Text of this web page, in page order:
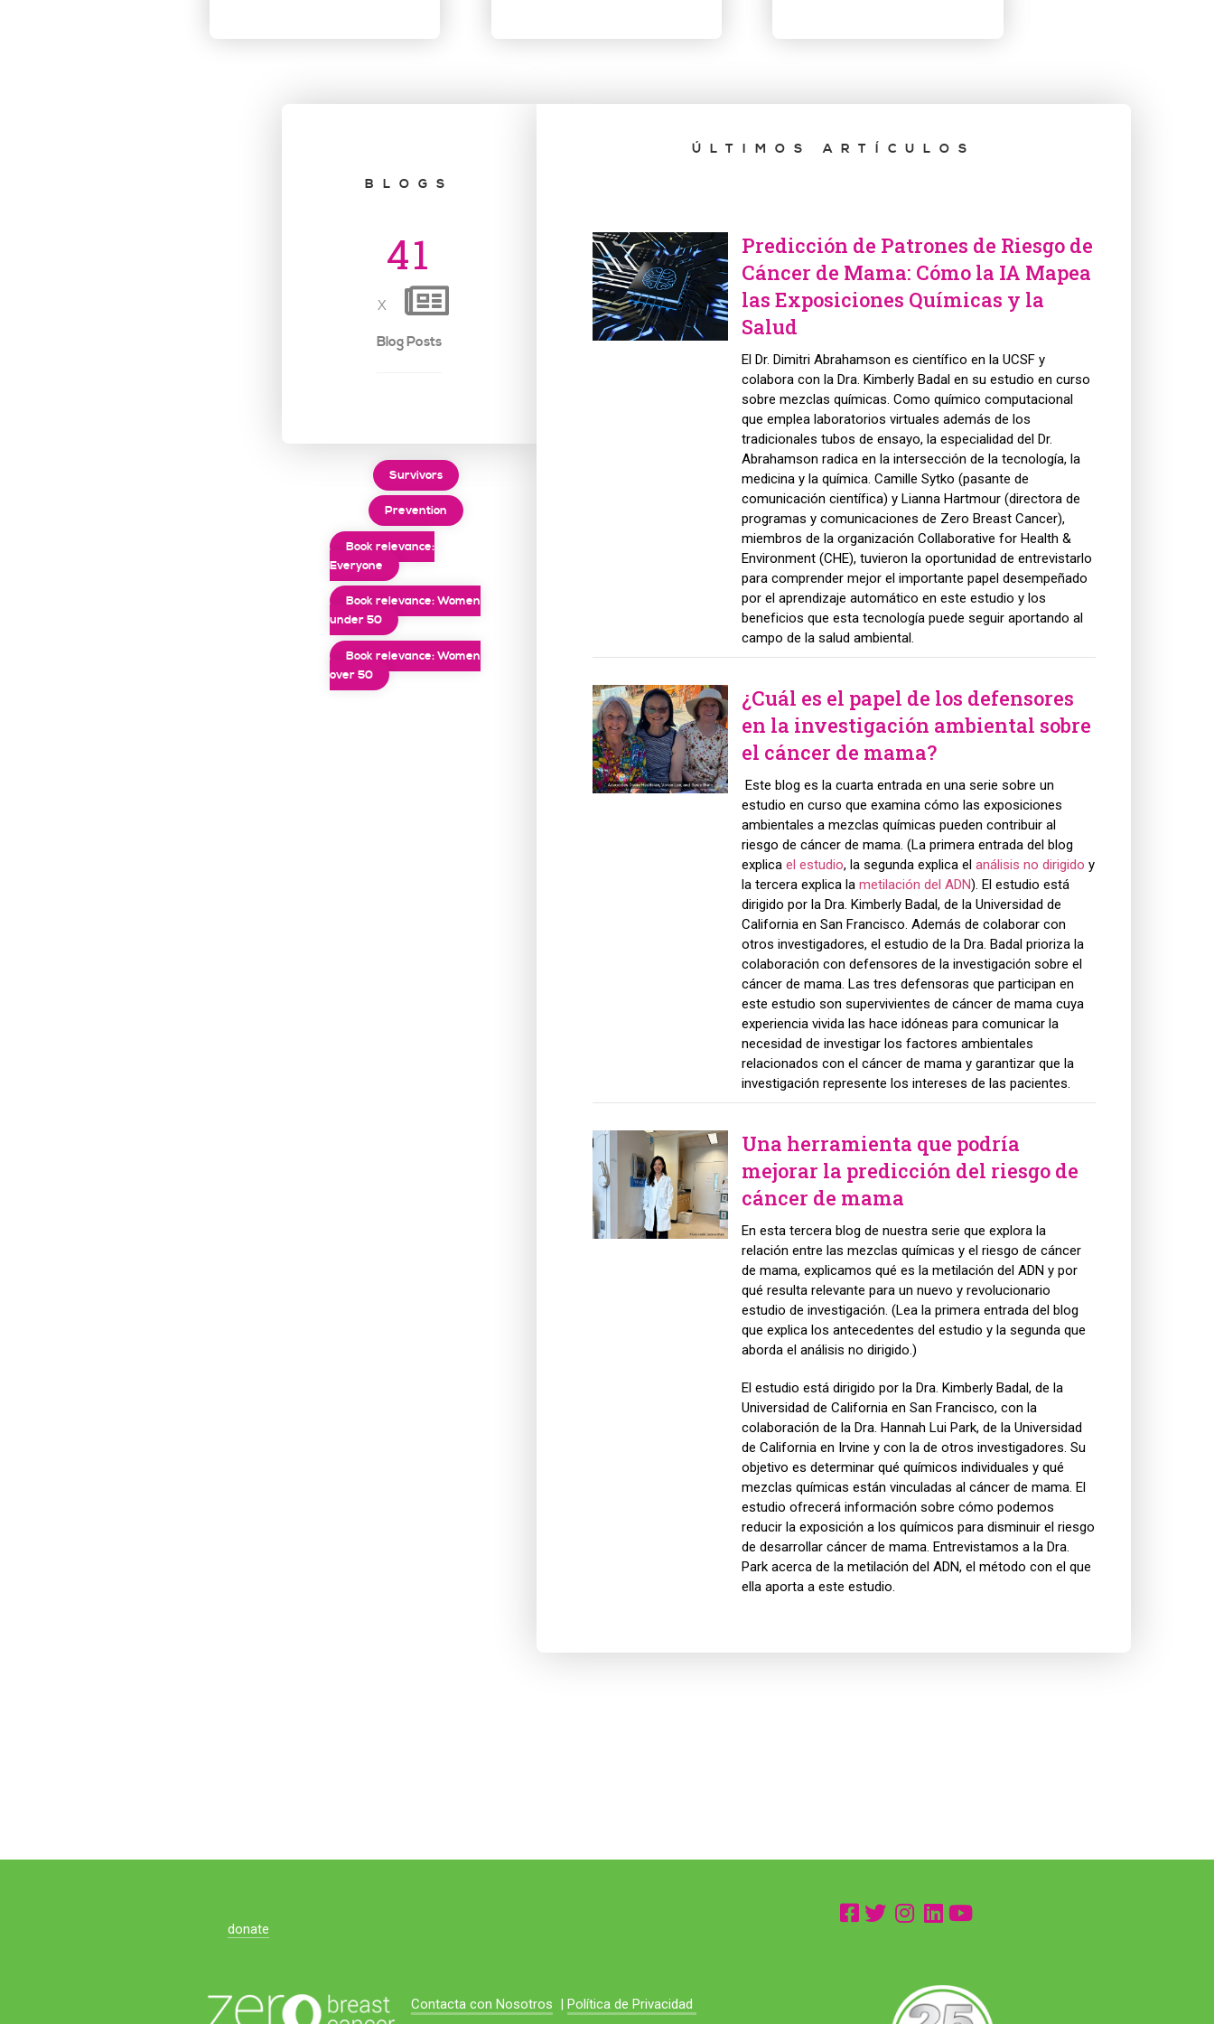
BLOGS
41
x
Blog Posts
Survivors
Prevention
Book relevance:
Everyone
Book relevance: Women
under 50
Book relevance: Women
over 50
ÚLTIMOS ARTÍCULOS
Predicción de Patrones de Riesgo de
Cáncer de Mama: Cómo la IA Mapea
las Exposiciones Químicas y la
Salud
El Dr. Dimitri Abrahamson es científico en la UCSF y
colabora con la Dra. Kimberly Badal en su estudio en curso
sobre mezclas químicas. Como químico computacional
que emplea laboratorios virtuales además de los
tradicionales tubos de ensayo, la especialidad del Dr.
Abrahamson radica en la intersección de la tecnología, la
medicina y la química. Camille Sytko (pasante de
comunicación científica) y Lianna Hartmour (directora de
programas y comunicaciones de Zero Breast Cancer),
miembros de la organización Collaborative for Health &
Environment (CHE), tuvieron la oportunidad de entrevistarlo
para comprender mejor el importante papel desempeñado
por el aprendizaje automático en este estudio y los
beneficios que esta tecnología puede seguir aportando al
campo de la salud ambiental.
¿Cuál es el papel de los defensores
en la investigación ambiental sobre
el cáncer de mama?
Este blog es la cuarta entrada en una serie sobre un
estudio en curso que examina cómo las exposiciones
ambientales a mezclas químicas pueden contribuir al
riesgo de cáncer de mama. (La primera entrada del blog
explica el estudio, la segunda explica el análisis no dirigido y
la tercera explica la metilación del ADN). El estudio está
dirigido por la Dra. Kimberly Badal, de la Universidad de
California en San Francisco. Además de colaborar con
otros investigadores, el estudio de la Dra. Badal prioriza la
colaboración con defensores de la investigación sobre el
cáncer de mama. Las tres defensoras que participan en
este estudio son supervivientes de cáncer de mama cuya
experiencia vivida las hace idóneas para comunicar la
necesidad de investigar los factores ambientales
relacionados con el cáncer de mama y garantizar que la
investigación represente los intereses de las pacientes.
Una herramienta que podría
mejorar la predicción del riesgo de
cáncer de mama
En esta tercera blog de nuestra serie que explora la
relación entre las mezclas químicas y el riesgo de cáncer
de mama, explicamos qué es la metilación del ADN y por
qué resulta relevante para un nuevo y revolucionario
estudio de investigación. (Lea la primera entrada del blog
que explica los antecedentes del estudio y la segunda que
aborda el análisis no dirigido.)
El estudio está dirigido por la Dra. Kimberly Badal, de la
Universidad de California en San Francisco, con la
colaboración de la Dra. Hannah Lui Park, de la Universidad
de California en Irvine y con la de otros investigadores. Su
objetivo es determinar qué químicos individuales y qué
mezclas químicas están vinculadas al cáncer de mama. El
estudio ofrecerá información sobre cómo podemos
reducir la exposición a los químicos para disminuir el riesgo
de desarrollar cáncer de mama. Entrevistamos a la Dra.
Park acerca de la metilación del ADN, el método con el que
ella aporta a este estudio.
donate
Contacta con Nosotros Política de Privacidad